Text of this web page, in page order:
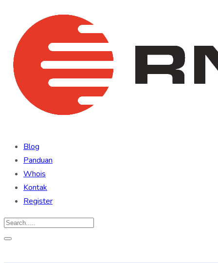
Blog
Panduan
Whois
Kontak
Register